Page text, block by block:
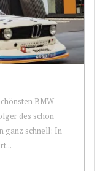
BMW-
des schon
ganz schnell: In